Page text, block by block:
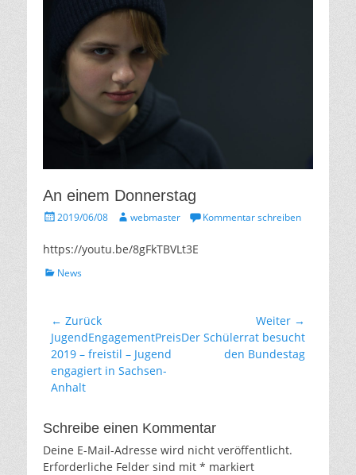
An einem Donnerstag
Gepostet
2019/06/08 Autorwebmaster Kommentar schreiben
https://youtu.be/8gFkTBVLt3E
Kategorien
News
Beitragsnavigation
← Zurück
Vorhergehender
Beitrag:
JugendEngagementPreis
2019 – freistil – Jugend
engagiert in Sachsen-
Anhalt
Weiter →
Nächster
Der Schülerrat besucht
den Bundestag
Schreibe einen Kommentar
Deine E-Mail-Adresse wird nicht veröffentlicht.
Erforderliche Felder sind mit * markiert